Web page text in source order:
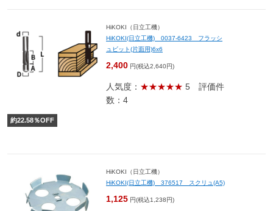
HiKOKI（日立工機）
HiKOKI(日立工機) 0037-6423 フラッシ
ュビット(片面用)6x6
2,400 円(税込2,640円)
人気度： ★★★★★ 5 評価件
数：4
約22.58％OFF
HiKOKI（日立工機）
HiKOKI(日立工機) 376517 スクリュ(A5)
1,125 円(税込1,238円)